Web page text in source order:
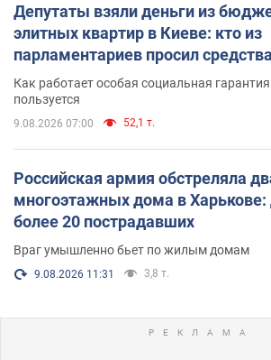
Депутаты взяли деньги из
элитных квартир в Киеве: кто из
парламентариев просил
поселился
Как работает особая социальная
пользуется
9.08.2026 07:00 52,1 т.
Российская армия обстреляла
многоэтажных дома в Харькове:
более 20 пострадавших
Враг умышленно бьет по жилым домам
9.08.2026 11:31 3,8 т.